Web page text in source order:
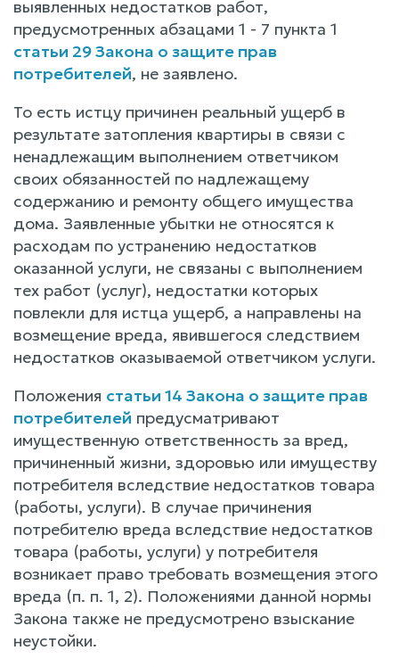
выявленных недостатков работ,
предусмотренных абзацами 1 - 7 пункта 1
статьи 29 Закона о защите прав
потребителей, не заявлено.
То есть истцу причинен реальный ущерб в
результате затопления квартиры в связи с
ненадлежащим выполнением ответчиком
своих обязанностей по надлежащему
содержанию и ремонту общего имущества
дома. Заявленные убытки не относятся к
расходам по устранению недостатков
оказанной услуги, не связаны с выполнением
тех работ (услуг), недостатки которых
повлекли для истца ущерб, а направлены на
возмещение вреда, явившегося следствием
недостатков оказываемой ответчиком услуги.
Положения статьи 14 Закона о защите прав
потребителей предусматривают
имущественную ответственность за вред,
причиненный жизни, здоровью или имуществу
потребителя вследствие недостатков товара
(работы, услуги). В случае причинения
потребителю вреда вследствие недостатков
товара (работы, услуги) у потребителя
возникает право требовать возмещения этого
вреда (п. п. 1, 2). Положениями данной нормы
Закона также не предусмотрено взыскание
неустойки.